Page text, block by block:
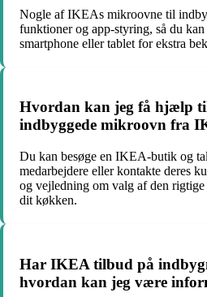
Nogle af IKEAs mikroovne til
funktioner og app-styring, så du
smartphone eller tablet for ekstra
Hvordan kan jeg få hjælp
indbyggede mikroovn fra
Du kan besøge en IKEA-butik og
medarbejdere eller kontakte deres
og vejledning om valg af den
dit køkken.
Har IKEA tilbud på
hvordan kan jeg være